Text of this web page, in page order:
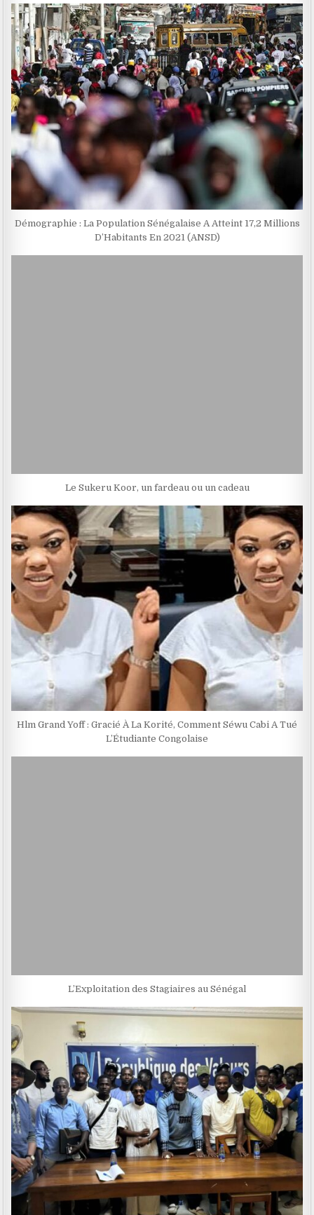
Démographie : La Population Sénégalaise A Atteint 17,2 Millions
D’Habitants En 2021 (ANSD)
Le Sukeru Koor, un fardeau ou un cadeau
Hlm Grand Yoff : Gracié À La Korité, Comment Séwu Cabi A Tué
L’Étudiante Congolaise
L’Exploitation des Stagiaires au Sénégal